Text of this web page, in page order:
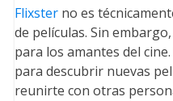
Flixsterno es
de películas. Sin
para los amantes del
para descubrir nuevas
reunirte con otras